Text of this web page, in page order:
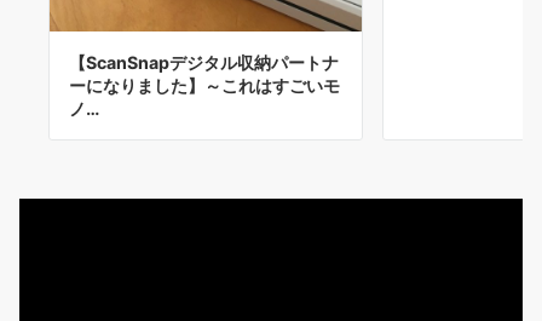
【ScanSnapデジタル収納パートナ
ーになりました】～これはすごいモ
ノ…